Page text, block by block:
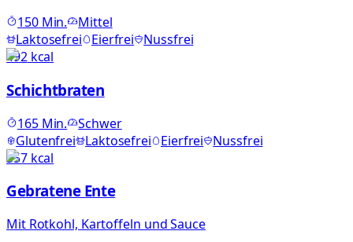
150Min.
Mittel
Laktosefrei
Eierfrei
Nussfrei
492kcal
Schichtbraten
165Min.
Schwer
Glutenfrei Laktosefrei Eierfrei
Nussfrei
357kcal
Gebratene Ente
Mit Rotkohl, Kartoffeln und Sauce